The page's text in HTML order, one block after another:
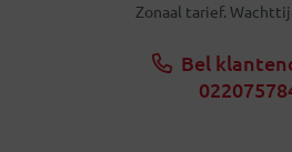
Zonaal tarief.
Bel